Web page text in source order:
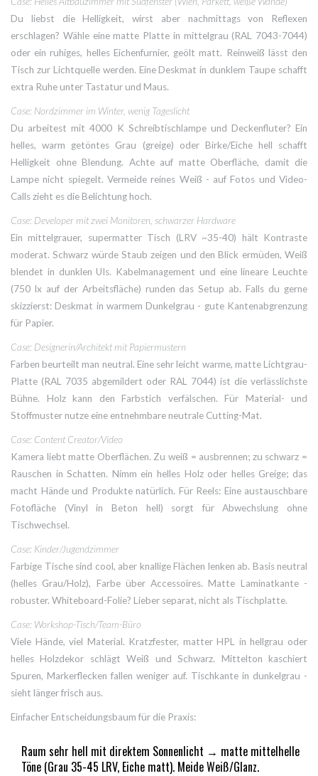
Du liebst die Helligkeit, wirst aber nachmittags von Reflexen
erschlagen? Wähle eine matte Platte in mittelgrau (RAL 7043-7044)
oder ein ruhiges, helles Eichenfurnier, geölt matt. Reinweiß lässt den
Tisch zur Lichtquelle werden. Eine Deskmat in dunklem Taupe schafft
extra Ruhe unter Tastatur und Maus.
Case: Nordzimmer im Winter, wenig Tageslicht
Du arbeitest mit 4000 K Schreibtischlampe und Deckenfluter? Ein
helles, warm getöntes Grau (greige) oder Birke/Eiche hell schafft
Helligkeit ohne Blendung. Achte auf matte Oberfläche, damit die
Lampe nicht spiegelt. Vermeide reines Weiß - auf Fotos und Video-
Calls zieht es die Belichtung hoch.
Case: Developer mit zwei Monitoren, schwarzer Hardware
Ein mittelgrauer, supermatter Tisch (LRV ~35-40) hält Kontraste
moderat. Schwarz würde Staub zeigen und den Blick ermüden, Weiß
blendet in dunklen UIs. Kabelmanagement und eine lineare Leuchte
(750 lx auf der Arbeitsfläche) runden das Setup ab. Falls du gerne
skizzierst: Deskmat in warmem Dunkelgrau - gute Kantenabgrenzung
für Papier.
Case: Designerin/Architekt mit Papiermustern
Farben beurteilt man neutral. Eine sehr leicht warme, matte Lichtgrau-
Platte (RAL 7035 abgemildert oder RAL 7044) ist die verlässlichste
Bühne. Holz kann den Farbstich verfälschen. Für Material- und
Stoffmuster nutze eine entnehmbare neutrale Cutting-Mat.
Case: Content Creator/Video
Kamera liebt matte Oberflächen. Zu weiß = ausbrennen; zu schwarz =
Rauschen in Schatten. Nimm ein helles Holz oder helles Greige; das
macht Hände und Produkte natürlich. Für Reels: Eine austauschbare
Fotofläche (Vinyl in Beton hell) sorgt für Abwechslung ohne
Tischwechsel.
Case: Kinder/Jugendzimmer
Farbige Tische sind cool, aber knallige Flächen lenken ab. Basis neutral
(helles Grau/Holz), Farbe über Accessoires. Matte Laminatkante -
robuster. Whiteboard-Folie? Lieber separat, nicht als Tischplatte.
Case: Workshop-Tisch/Team-Büro
Viele Hände, viel Material. Kratzfester, matter HPL in hellgrau oder
helles Holzdekor schlägt Weiß und Schwarz. Mittelton kaschiert
Spuren, Markerflecken fallen weniger auf. Tischkante in dunkelgrau -
sieht länger frisch aus.
Einfacher Entscheidungsbaum für die Praxis:
Raum sehr hell mit direktem Sonnenlicht → matte mittelhelle
Töne (Grau 35-45 LRV, Eiche matt). Meide Weiß/Glanz.